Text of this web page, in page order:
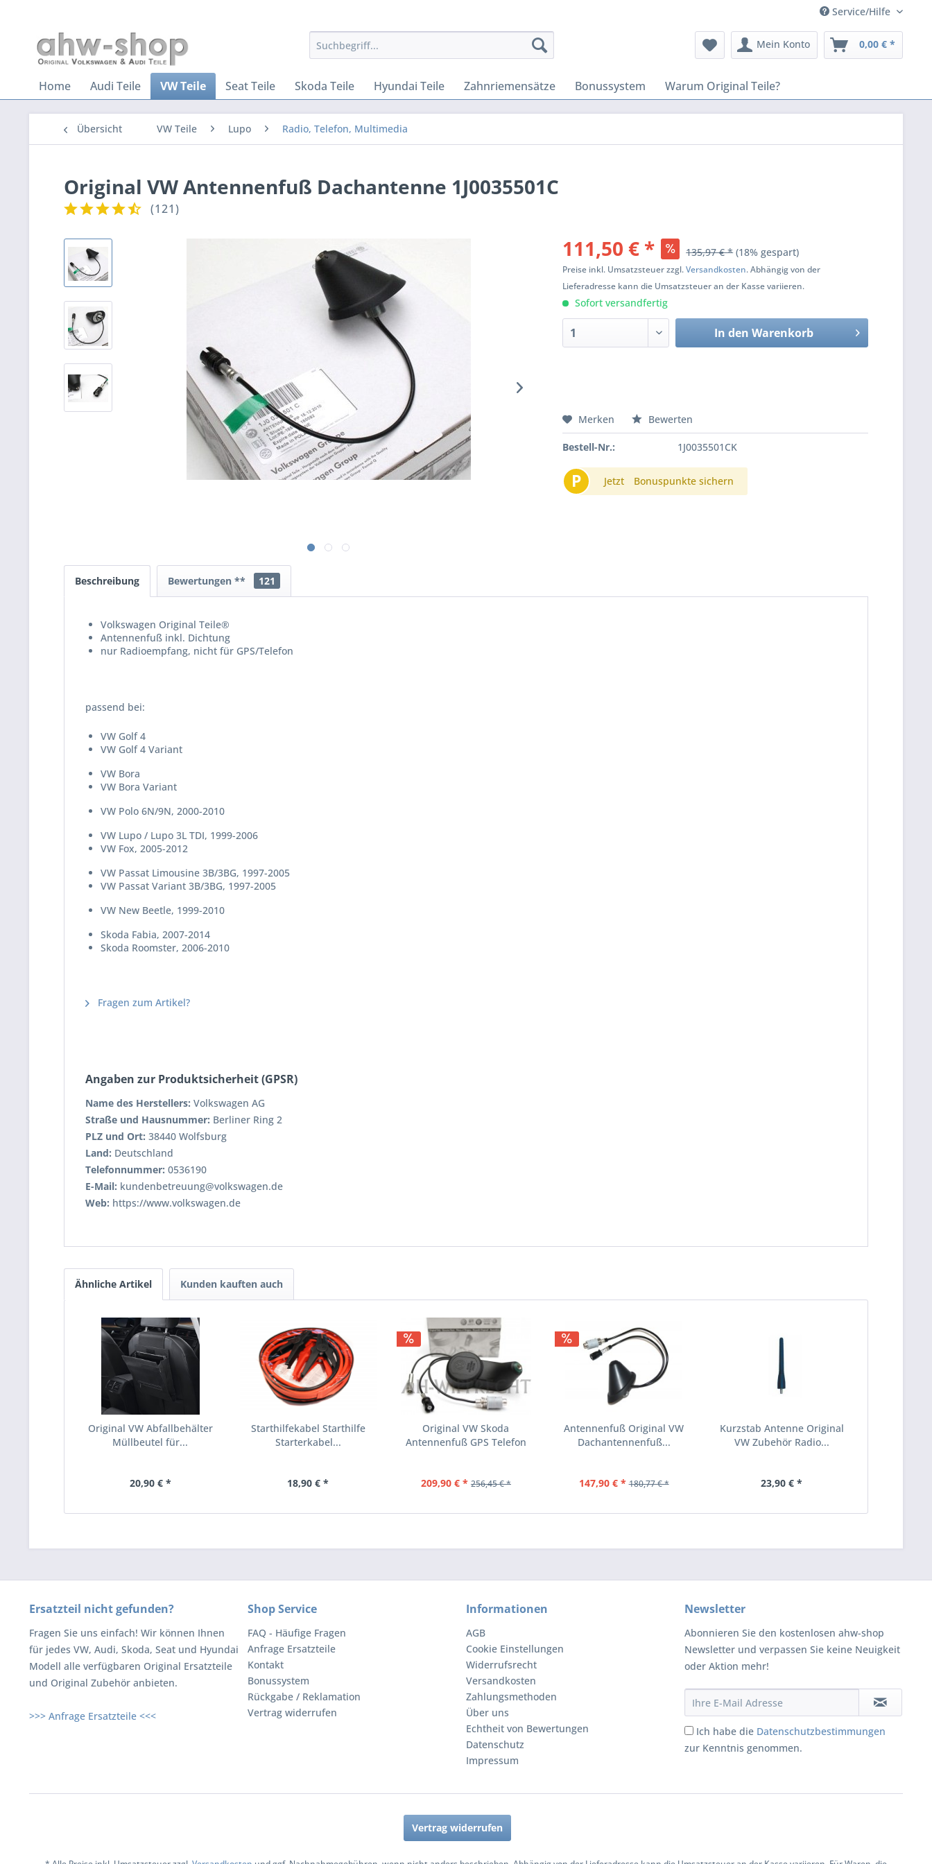
Service/Hilfe
Mein Konto 0,00 € *
Home Audi Teile VW Teile Seat Teile Skoda Teile Hyundai Teile Zahnriemensätze Bonussystem Warum Original Teile?
Übersicht VW Teile Lupo Radio, Telefon, Multimedia
Original VW Antennenfuß Dachantenne 1J0035501C
(121)
111,50 € * 135,97 € * (18% gespart)
Preise inkl. Umsatzsteuer zzgl.Versandkosten. Abhängig von der
Lieferadresse kann die Umsatzsteuer an der Kasse variieren.
Sofort versandfertig
In den Warenkorb
Merken Bewerten
Bestell-Nr.: 1J0035501CK
P Jetzt Bonuspunkte sichern
Beschreibung Bewertungen ** 121
Volkswagen Original Teile®
Antennenfuß inkl. Dichtung
nur Radioempfang, nicht für GPS/Telefon
passend bei:
VW Golf 4
VW Golf 4 Variant
VW Bora
VW Bora Variant
VW Polo 6N/9N, 2000-2010
VW Lupo / Lupo 3L TDI, 1999-2006
VW Fox, 2005-2012
VW Passat Limousine 3B/3BG, 1997-2005
VW Passat Variant 3B/3BG, 1997-2005
VW New Beetle, 1999-2010
Skoda Fabia, 2007-2014
Skoda Roomster, 2006-2010
Fragen zum Artikel?
Angaben zur Produktsicherheit (GPSR)
Name des Herstellers: Volkswagen AG
Straße und Hausnummer: Berliner Ring 2
PLZ und Ort: 38440 Wolfsburg
Land: Deutschland
Telefonnummer: 0536190
E-Mail: kundenbetreuung@volkswagen.de
Web: https://www.volkswagen.de
Ähnliche Artikel Kunden kauften auch
Original VW Abfallbehälter
Müllbeutel für...
20,90 € *
Starthilfekabel Starthilfe
Starterkabel...
18,90 € *
Original VW Skoda
Antennenfuß GPS Telefon
209,90 € * 256,45 € *
Antennenfuß Original VW
Dachantennenfuß...
147,90 € * 180,77 € *
Kurzstab Antenne Original
VW Zubehör Radio...
23,90 € *
Ersatzteil nicht gefunden?
Fragen Sie uns einfach! Wir können Ihnen
für jedes VW, Audi, Skoda, Seat und Hyundai
Modell alle verfügbaren Original Ersatzteile
und Original Zubehör anbieten.
>>> Anfrage Ersatzteile <<<
Shop Service
FAQ - Häufige Fragen
Anfrage Ersatzteile
Kontakt
Bonussystem
Rückgabe / Reklamation
Vertrag widerrufen
Informationen
AGB
Cookie Einstellungen
Widerrufsrecht
Versandkosten
Zahlungsmethoden
Über uns
Echtheit von Bewertungen
Datenschutz
Impressum
Newsletter
Abonnieren Sie den kostenlosen ahw-shop
Newsletter und verpassen Sie keine Neuigkeit
oder Aktion mehr!
Ich habe die Datenschutzbestimmungen
zur Kenntnis genommen.
Vertrag widerrufen